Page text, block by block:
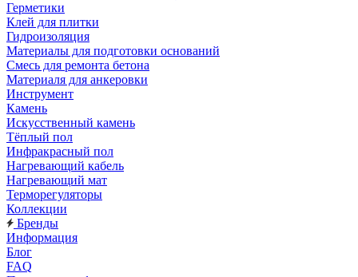
Герметики
Клей для плитки
Гидроизоляция
Материалы для подготовки оснований
Смесь для ремонта бетона
Материаля для анкеровки
Инструмент
Камень
Искусственный камень
Тёплый пол
Инфракрасный пол
Нагревающий кабель
Нагревающий мат
Терморегуляторы
Коллекции
Бренды
Информация
Блог
FAQ